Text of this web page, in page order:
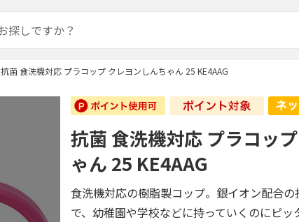
抗菌 食洗機対応 プラコップ クレヨンしんちゃん 25 KE4AAG
抗菌 食洗機対応 プラコッ
ゃん 25 KE4AAG
食洗機対応の樹脂製コップ。銀イオン配合
で、幼稚園や学校などに持っていくのにピッ